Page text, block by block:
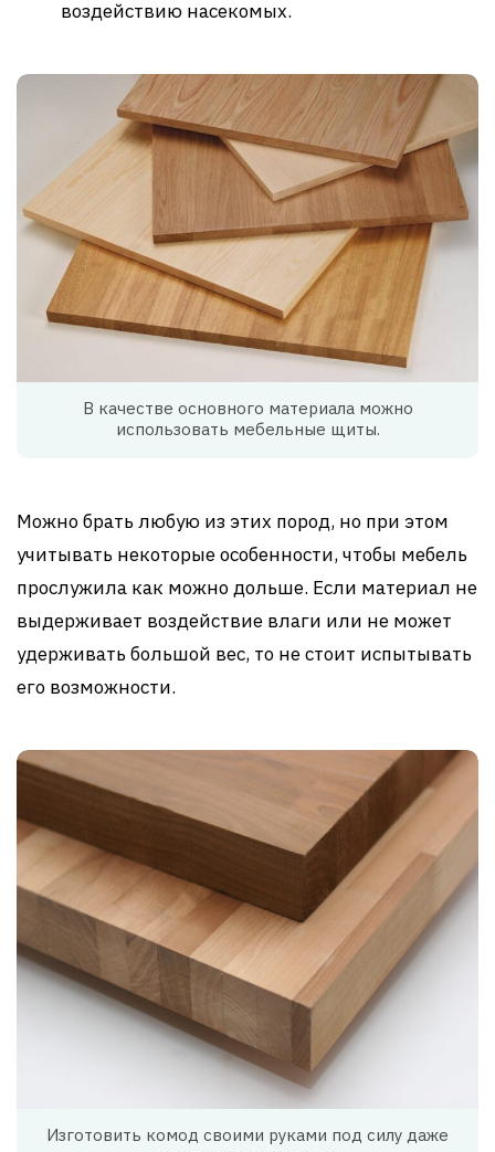
воздействию насекомых.
В качестве основного материала можно
использовать мебельные щиты.
Можно брать любую из этих пород, но при этом
учитывать некоторые особенности, чтобы мебель
прослужила как можно дольше. Если материал не
выдерживает воздействие влаги или не может
удерживать большой вес, то не стоит испытывать
его возможности.
Изготовить комод своими руками под силу даже